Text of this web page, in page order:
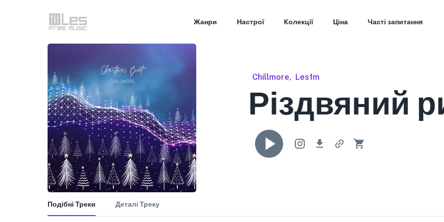
Жанри Настрої Колекції Ціна Часті запитання
Chillmore, Lesfm
Різдвяний
Подібні Треки Деталі Треку